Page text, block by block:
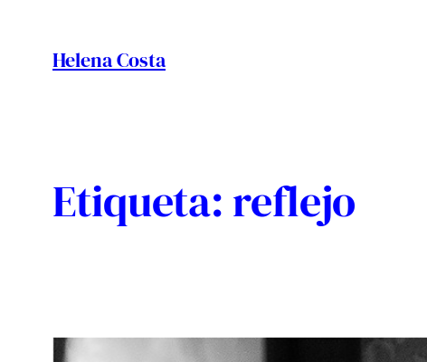
Helena Costa
Etiqueta:reflejo